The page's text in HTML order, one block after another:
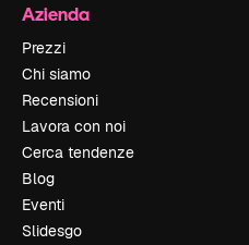
Azienda
Prezzi
Chi siamo
Recensioni
Lavora con noi
Cerca tendenze
Blog
Eventi
Slidesgo